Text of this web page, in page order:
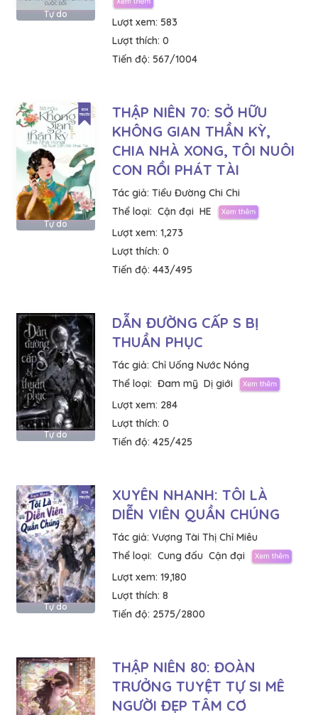
Tự do
Lượt xem: 583
Lượt thích: 0
Tiến độ: 567/1004
Tự do
THẬP NIÊN 70: SỞ HỮU
KHÔNG GIAN THẦN KỲ,
CHIA NHÀ XONG, TÔI NUÔI
CON RỒI PHÁT TÀI
Tác giả: Tiểu Đường Chi Chi
Thể loại: Cận đại HE
Lượt xem: 1,273
Lượt thích: 0
Tiến độ: 443/495
Tự do
DẪN ĐƯỜNG CẤP S BỊ
THUẦN PHỤC
Tác giả: Chỉ Uống Nước Nóng
Thể loại: Đam mỹ Dị giới
Lượt xem: 284
Lượt thích: 0
Tiến độ: 425/425
Tự do
XUYÊN NHANH: TÔI LÀ
DIỄN VIÊN QUẦN CHÚNG
Tác giả: Vượng Tài Thị Chỉ Miêu
Thể loại: Cung đấu Cận đại
Lượt xem: 19,180
Lượt thích: 8
Tiến độ: 2575/2800
THẬP NIÊN 80: ĐOÀN
TRƯỞNG TUYỆT TỰ SI MÊ
NGƯỜI ĐẸP TÂM CƠ